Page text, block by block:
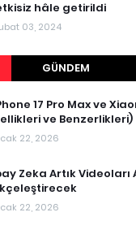
hâle getirildi
03, 2024
GÜNDEM
17 Pro Max ve
ve Benzerlikleri)
22, 2026
Zeka Artık Videoları
22, 2026